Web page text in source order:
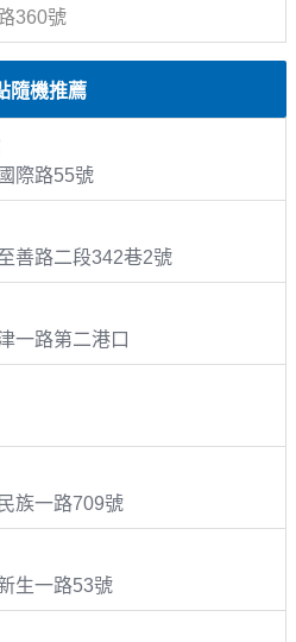
360號
隨機推薦
際路55號
善路二段342巷2號
一路第二港口
族一路709號
生一路53號